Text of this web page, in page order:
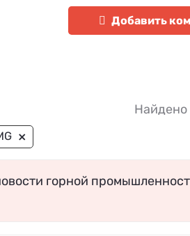
Добавить
Найдено
×
горной